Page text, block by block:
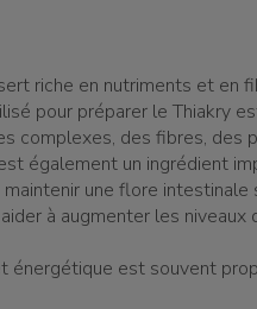
riche en nutriments et en
pour préparer le Thiakry
complexes, des fibres, des
également un ingrédient
une flore intestinale
à augmenter les niveaux
énergétique est souvent